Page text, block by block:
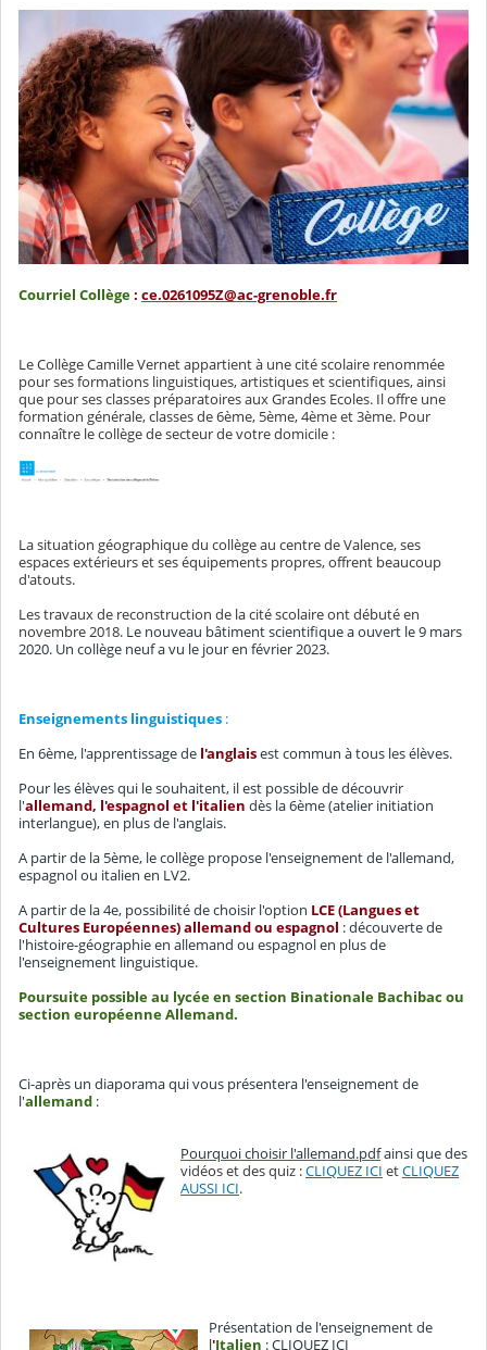
Courriel Collège: ce.0261095Z@ac-grenoble.fr
Le Collège Camille Vernet appartient à une cité scolaire renommée
pour ses formations linguistiques, artistiques et scientifiques, ainsi
que pour ses classes préparatoires aux Grandes Ecoles. Il offre une
formation générale, classes de 6ème, 5ème, 4ème et 3ème. Pour
connaître le collège de secteur de votre domicile :
La situation géographique du collège au centre de Valence, ses
espaces extérieurs et ses équipements propres, offrent beaucoup
d'atouts.
Les travaux de reconstruction de la cité scolaire ont débuté en
novembre 2018. Le nouveau bâtiment scientifique a ouvert le 9 mars
2020. Un collège neuf a vu le jour en février 2023.
Enseignements linguistiques :
En 6ème, l'apprentissage de l'anglaisest commun à tous les élèves.
Pour les élèves qui le souhaitent, il est possible de découvrir
l'allemand, l'espagnol et l'italien dès la 6ème (atelier initiation
interlangue), en plus de l'anglais.
A partir de la 5ème, le collège propose l'enseignement de l'allemand,
espagnol ou italien en LV2.
A partir de la 4e, possibilité de choisir l'option LCE (Langues et
Cultures Européennes) allemand ou espagnol : découverte de
l'histoire-géographie en allemand ou espagnol en plus de
l'enseignement linguistique.
Poursuite possible au lycée en section Binationale Bachibac ou
section européenne Allemand.
Ci-après un diaporama qui vous présentera l'enseignement de
l'allemand :
Pourquoi choisir l'allemand.pdfainsi que des
vidéos et des quiz :CLIQUEZ ICI etCLIQUEZ
AUSSI ICI.
Présentation de l'enseignement de
l'Italien :CLIQUEZ ICI